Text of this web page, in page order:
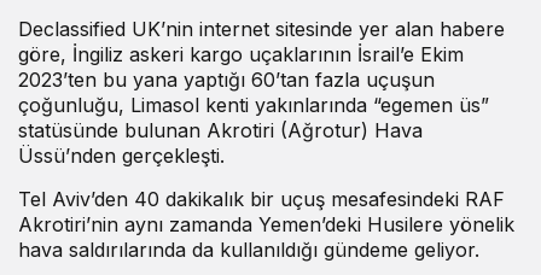
Declassified UK’nin internet sitesinde yer alan habere
göre, İngiliz askeri kargo uçaklarının İsrail’e Ekim
2023’ten bu yana yaptığı 60’tan fazla uçuşun
çoğunluğu, Limasol kenti yakınlarında “egemen üs”
statüsünde bulunan Akrotiri (Ağrotur) Hava
Üssü’nden gerçekleşti.
Tel Aviv’den 40 dakikalık bir uçuş mesafesindeki RAF
Akrotiri’nin aynı zamanda Yemen’deki Husilere yönelik
hava saldırılarında da kullanıldığı gündeme geliyor.